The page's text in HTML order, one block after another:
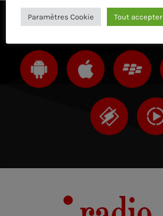
Paramètres Cookie Tout accepter